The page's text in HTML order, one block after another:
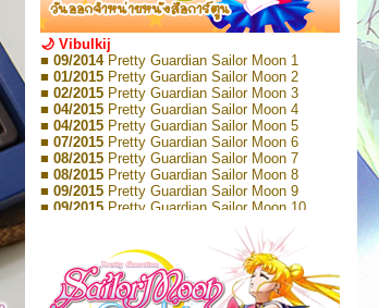
🌙 Vibulkij
■ 09/2014 Pretty Guardian Sailor Moon 1
■ 01/2015 Pretty Guardian Sailor Moon 2
■ 02/2015 Pretty Guardian Sailor Moon 3
■ 04/2015 Pretty Guardian Sailor Moon 4
■ 04/2015 Pretty Guardian Sailor Moon 5
■ 07/2015 Pretty Guardian Sailor Moon 6
■ 08/2015 Pretty Guardian Sailor Moon 7
■ 08/2015 Pretty Guardian Sailor Moon 8
■ 09/2015 Pretty Guardian Sailor Moon 9
■ 09/2015 Pretty Guardian Sailor Moon 10
Pretty Guardian Sailor Moon 11
Pretty Guardian Sailor Moon 12
Pretty Guardian Sailor Moon Short
Stories 1
■ 09/2018Pretty Guardian Sailor Moon Short